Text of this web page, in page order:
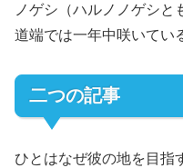
ノゲシ（ハルノノゲシ
道端では一年中咲いてい
二つの記事
ひとはなぜ彼の地を目